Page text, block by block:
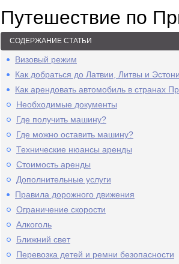
Путешествие по
СОДЕРЖАНИЕ СТАТЬИ
Визовый режим
Как добраться до Латвии, Литвы и
Как арендовать автомобиль в странах
Необходимые документы
Где получить машину?
Где можно оставить машину?
Технические нюансы аренды
Стоимость аренды
Дополнительные услуги
Правила дорожного движения
Ограничение скорости
Алкоголь
Ближний свет
Перевозка детей и ремни безопасности